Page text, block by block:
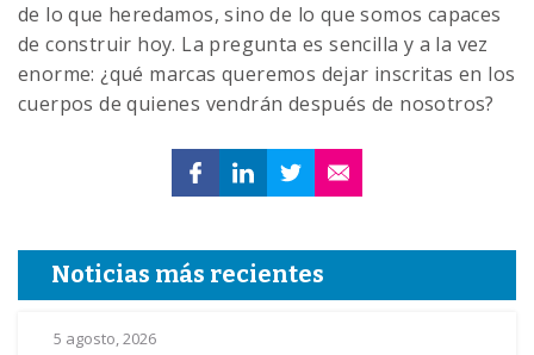
de lo que heredamos, sino de lo que somos capaces
de construir hoy. La pregunta es sencilla y a la vez
enorme: ¿qué marcas queremos dejar inscritas en los
cuerpos de quienes vendrán después de nosotros?
Noticias más recientes
5 agosto, 2026